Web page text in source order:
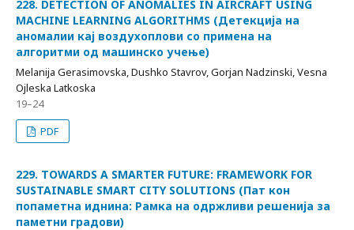
228. DETECTION OF ANOMALIES IN AIRCRAFT USING
MACHINE LEARNING ALGORITHMS (Детекција на
аномалии кај воздухоплови со примена на
алгоритми од машинско учење)
Melanija Gerasimovska, Dushko Stavrov, Gorjan Nadzinski, Vesna
Ojleska Latkoska
19–24
PDF
229. TOWARDS A SMARTER FUTURE: FRAMEWORK FOR
SUSTAINABLE SMART CITY SOLUTIONS (Пат кон
попаметна иднина: Рамка на одржливи решенија за
паметни градови)